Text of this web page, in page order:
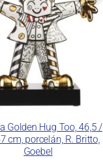
Golden Hug Too, 46,5 /
cm, porcelán, R. Britto,
Goebel